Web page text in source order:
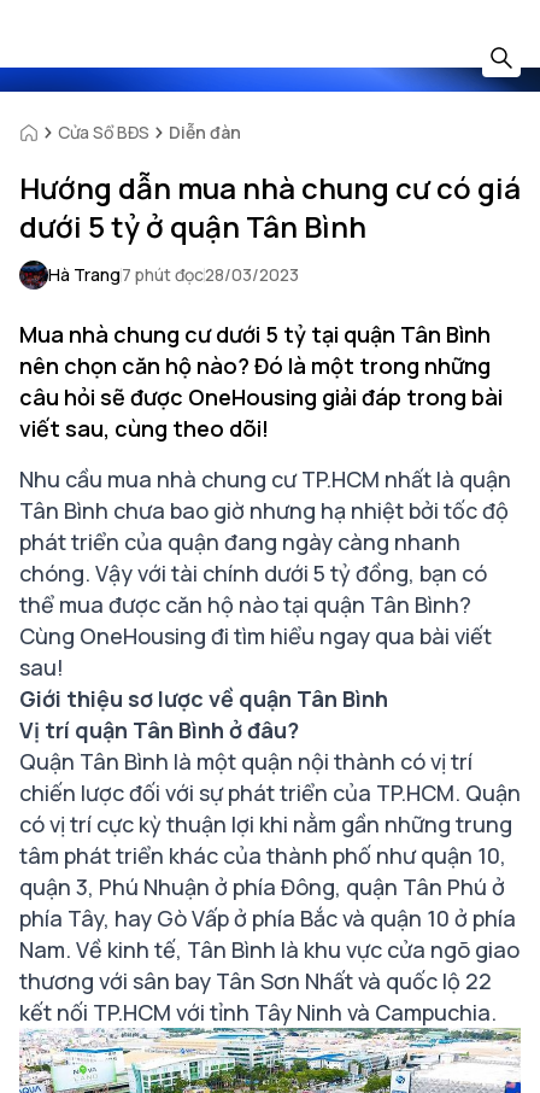
Cửa Sổ BĐS Diễn đàn
Hướng dẫn mua nhà chung cư có giá
dưới 5 tỷ ở quận Tân Bình
Hà Trang7 phút đọc28/03/2023
Mua nhà chung cư dưới 5 tỷ tại quận Tân Bình
nên chọn căn hộ nào? Đó là một trong những
câu hỏi sẽ được OneHousing giải đáp trong bài
viết sau, cùng theo dõi!
Nhu cầu mua nhà chung cư TP.HCM nhất là quận
Tân Bình chưa bao giờ nhưng hạ nhiệt bởi tốc độ
phát triển của quận đang ngày càng nhanh
chóng. Vậy với tài chính dưới 5 tỷ đồng, bạn có
thể mua được căn hộ nào tại quận Tân Bình?
Cùng OneHousing đi tìm hiểu ngay qua bài viết
sau!
Giới thiệu sơ lược về quận Tân Bình
Vị trí quận Tân Bình ở đâu?
Quận Tân Bình là một quận nội thành có vị trí
chiến lược đối với sự phát triển của TP.HCM. Quận
có vị trí cực kỳ thuận lợi khi nằm gần những trung
tâm phát triển khác của thành phố như quận 10,
quận 3, Phú Nhuận ở phía Đông, quận Tân Phú ở
phía Tây, hay Gò Vấp ở phía Bắc và quận 10 ở phía
Nam. Về kinh tế, Tân Bình là khu vực cửa ngõ giao
thương với sân bay Tân Sơn Nhất và quốc lộ 22
kết nối TP.HCM với tỉnh Tây Ninh và Campuchia.